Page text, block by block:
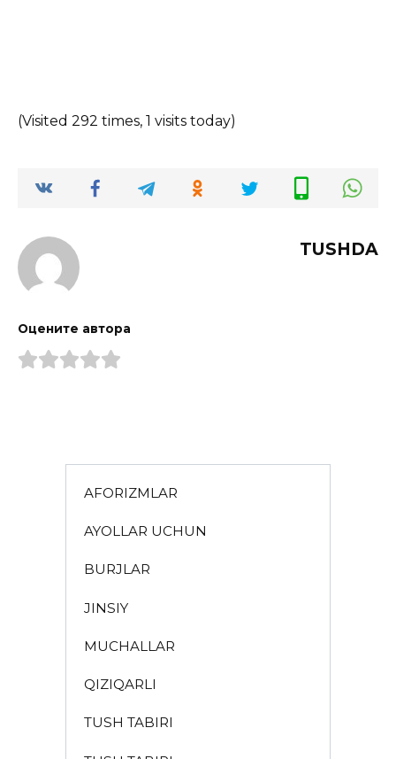
(Visited 292 times, 1 visits today)
TUSHDA
Оцените автора
AFORIZMLAR
AYOLLAR UCHUN
BURJLAR
JINSIY
MUCHALLAR
QIZIQARLI
TUSH TABIRI